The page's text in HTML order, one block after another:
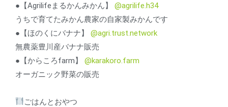
●【Agrilifeまるかんみかん】 @agrilife.h34
うちで育てたみかん農家の自家製みかんです
●【ほのくにバナナ】 @agri.trust.network
無農薬豊川産バナナ販売
●【からころfarm】 @karakoro.farm
オーガニック野菜の販売
ごはんとおやつ